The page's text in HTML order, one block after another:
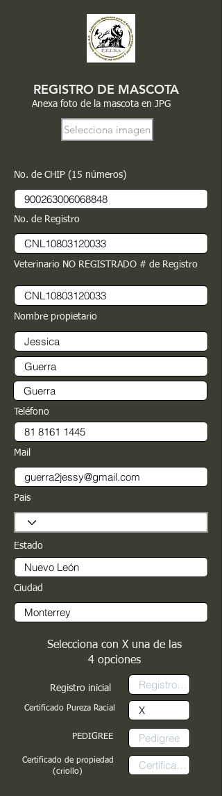
REGISTRO DE MASCOTA
Anexa foto de la mascota en JPG
Selecciona imagen
No. de CHIP (15 números)
No. de Registro
Veterinario NO REGISTRADO # de Registro
Nombre propietario
Teléfono
Mail
Pais
Estado
Ciudad
Registro inicial
Certificado Pureza Racial
PEDIGREE
Selecciona con X una de las
4 opciones
Certificado de propiedad
(criollo)